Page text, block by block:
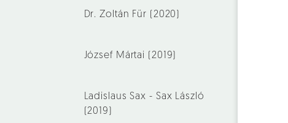
Dr. Zoltán Für (2020)
József Mártai (2019)
Ladislaus Sax - Sax László
(2019)